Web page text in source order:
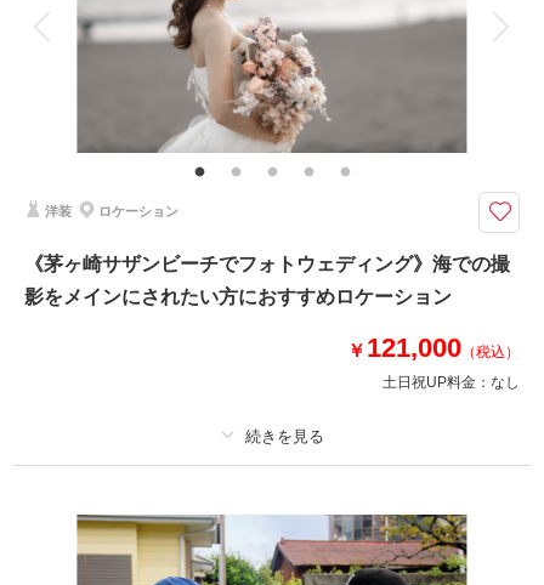
挙式
家族と撮影 家族用衣装レンタル
その他含むもの
撮影データ100カット(レタッチ済み)・映像データ・DVD・ヘアメイク・撮
影アテンド・ドレス・アクセサリー類・セミオーダーブーケ
鎌倉寺院での和装撮影＆ムービー撮影のセット// 撮影に必要なものは全て揃
っていますので記載のプラン価格以外に追加料金発生しません
鎌倉のお支度スペースにて着付け・ヘアメイク後、お車にて移動。移動費も
プランに含まれております。
相談予約する 撮影日の空き
洋装 ロケーション
《茅ヶ崎サザンビーチでフォトウェディング》海での撮
影をメインにされたい方におすすめロケーション
￥ 121,000 （税込）
土日祝UP料金： なし
撮影料 新郎衣装1着
着付け ヘアメイク 小物一式